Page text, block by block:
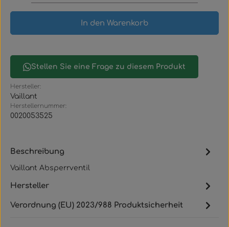
In den Warenkorb
Stellen Sie eine Frage zu diesem Produkt
Hersteller:
Vaillant
Herstellernummer:
0020053525
Beschreibung
Vaillant Absperrventil
Hersteller
Verordnung (EU) 2023/988 Produktsicherheit